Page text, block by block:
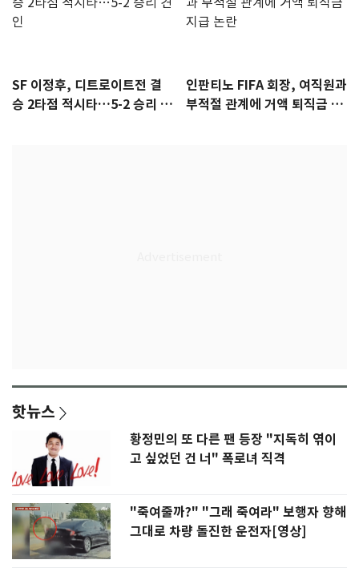
SF 이정후, 디트로이트전 결
승 2타점 적시타…5-2 승리 견
인판티노 FIFA 회장, 여직원과
부적절 관계에 거액 퇴직금 지
핫뉴스
황정민의 또 다른 팬 등장 "지독히 엮이
고 싶었던 건 너" 폭로녀 직격
"죽여줄까?" "그래 죽여라" 보행자 향해
그대로 차량 돌진한 운전자[영상]